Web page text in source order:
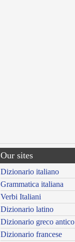
Our sites
Dizionario italiano
Grammatica italiana
Verbi Italiani
Dizionario latino
Dizionario greco antico
Dizionario francese